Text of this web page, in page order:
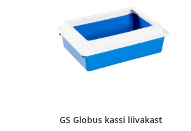
GS Globus kassi liivakast